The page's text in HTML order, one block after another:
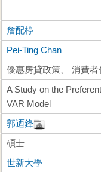
詹配楟
Pei-Ting Chan
優惠房貸政策、 消費
A Study on the
VAR Model
郭迺鋒
碩士
世新大學